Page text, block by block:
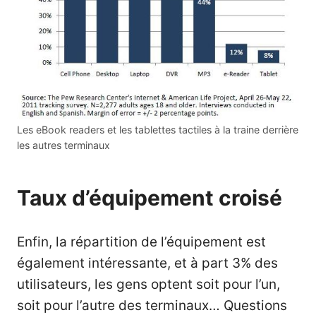
Les eBook readers et les tablettes tactiles à la traine derrière
les autres terminaux
Taux d’équipement croisé
Enfin, la répartition de l’équipement est
également intéressante, et à part 3% des
utilisateurs, les gens optent soit pour l’un,
soit pour l’autre des terminaux… Questions